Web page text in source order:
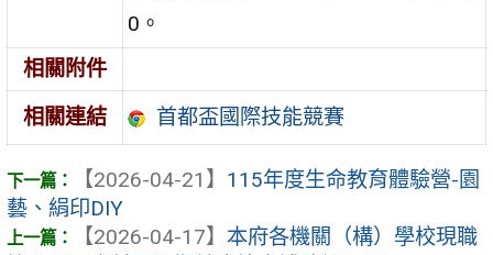
0。
相關附件
相關連結
首都盃國際技能競賽
【2026-04-21】 115年度生命教育體驗營-園
藝、絹印DIY
【2026-04-17】 本府各機關（構）學校現職